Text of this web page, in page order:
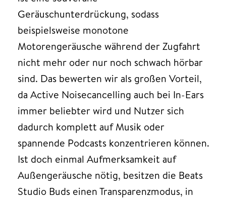
Geräuschunterdrückung, sodass
beispielsweise monotone
Motorengeräusche während der Zugfahrt
nicht mehr oder nur noch schwach hörbar
sind. Das bewerten wir als großen Vorteil,
da Active Noisecancelling auch bei In-Ears
immer beliebter wird und Nutzer sich
dadurch komplett auf Musik oder
spannende Podcasts konzentrieren können.
Ist doch einmal Aufmerksamkeit auf
Außengeräusche nötig, besitzen die Beats
Studio Buds einen Transparenzmodus, in